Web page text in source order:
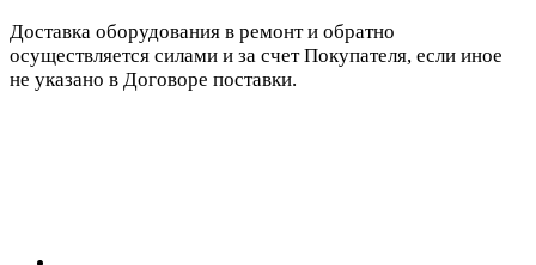
Доставка оборудования в ремонт и обратно
осуществляется силами и за счет Покупателя, если иное
не указано в Договоре поставки.